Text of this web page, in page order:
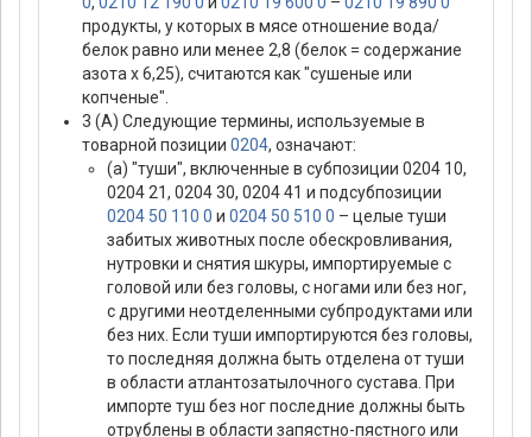
продукты, у которых в мясе отношение вода/
белок равно или менее 2,8 (белок = содержание
азота х 6,25), считаются как "сушеные или
копченые".
3 (А) Следующие термины, используемые в
товарной позиции 0204, означают:
(а) "туши", включенные в субпозиции 0204 10,
0204 21, 0204 30, 0204 41 и подсубпозиции
0204 50 110 0 и 0204 50 510 0 – целые туши
забитых животных после обескровливания,
нутровки и снятия шкуры, импортируемые с
головой или без головы, с ногами или без ног,
с другими неотделенными субпродуктами или
без них. Если туши импортируются без головы,
то последняя должна быть отделена от туши
в области атлантозатылочного сустава. При
импорте туш без ног последние должны быть
отрублены в области запястно-пястного или